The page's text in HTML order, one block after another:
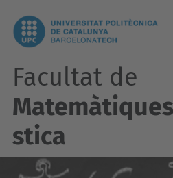
Facultat de
stica